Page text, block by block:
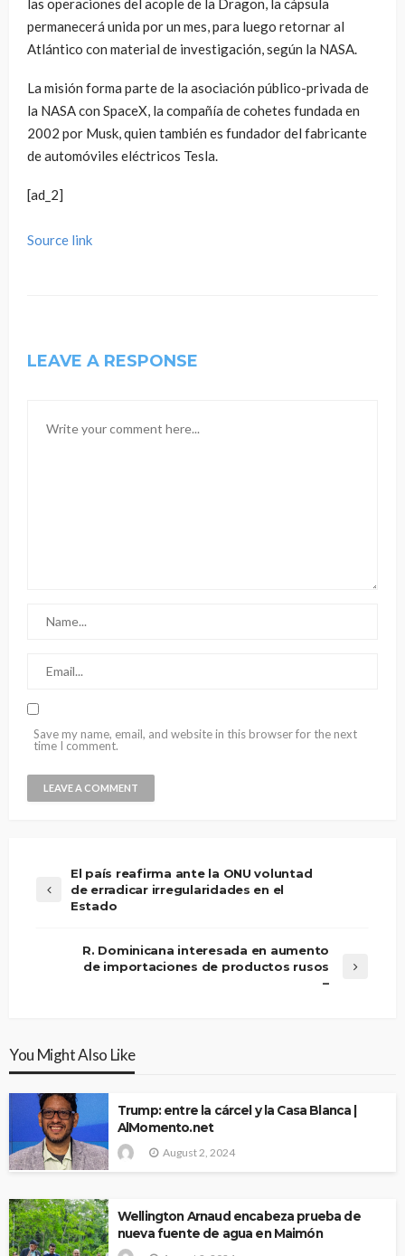
las operaciones del acople de la Dragon, la cápsula
permanecerá unida por un mes, para luego retornar al
Atlántico con material de investigación, según la NASA.
La misión forma parte de la asociación público-privada de
la NASA con SpaceX, la compañía de cohetes fundada en
2002 por Musk, quien también es fundador del fabricante
de automóviles eléctricos Tesla.
[ad_2]
Source link
LEAVE A RESPONSE
Save my name, email, and website in this browser for the next
time I comment.
El país reafirma ante la ONU voluntad
de erradicar irregularidades en el
Estado
R. Dominicana interesada en aumento
de importaciones de productos rusos
–
You Might Also Like
Trump: entre la cárcel y la Casa Blanca |
AlMomento.net
August 2, 2024
Wellington Arnaud encabeza prueba de
nueva fuente de agua en Maimón